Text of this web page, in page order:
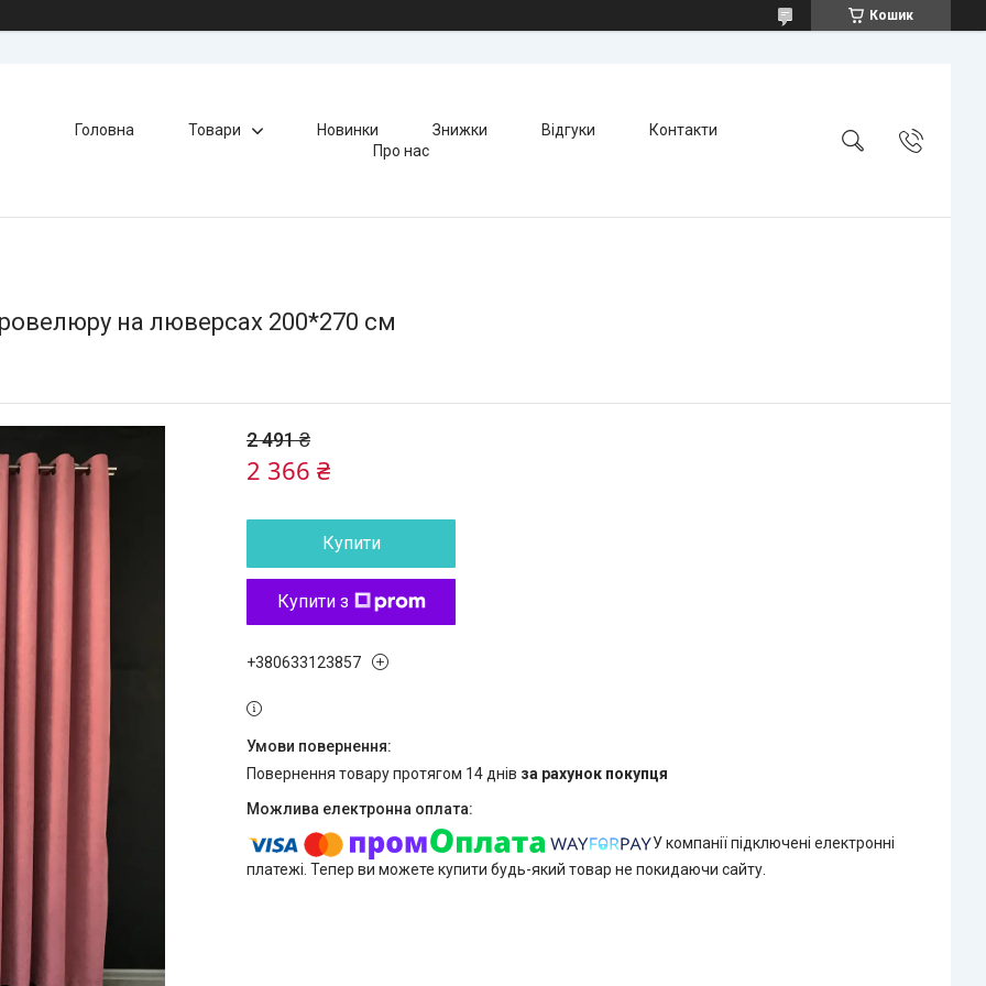
Кошик
Головна Товари Новинки Знижки Відгуки
Контакти
Про нас
на люверсах 200*270 см
2 491 ₴
2 366 ₴
Купити
Купити з
+380633123857
повернення товару протягом 14 днів за рахунок покупця
У компанії підключені електронні
платежі. Тепер ви можете купити будь-який товар не покидаючи сайту.